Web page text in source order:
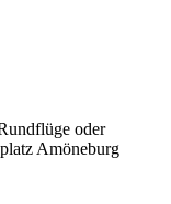
oder
Amöneburg